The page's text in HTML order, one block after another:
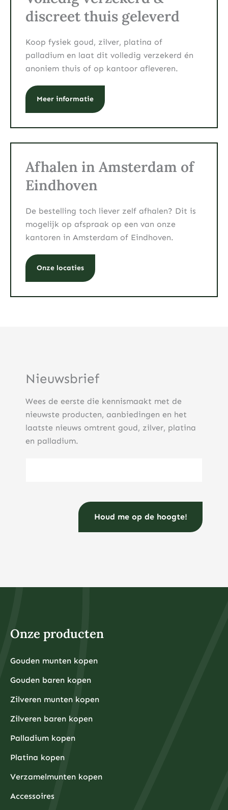
discreet thuis geleverd
Koop fysiek goud, zilver, platina of
palladium en laat dit volledig verzekerd én
anoniem thuis of op kantoor afleveren.
Meer informatie
Afhalen in Amsterdam of
Eindhoven
De bestelling toch liever zelf afhalen? Dit is
mogelijk op afspraak op een van onze
kantoren in Amsterdam of Eindhoven.
Onze locaties
Nieuwsbrief
Wees de eerste die kennismaakt met de
nieuwste producten, aanbiedingen en het
laatste nieuws omtrent goud, zilver, platina
en palladium.
Onze producten
Gouden munten kopen
Gouden baren kopen
Zilveren munten kopen
Zilveren baren kopen
Palladium kopen
Platina kopen
Verzamelmunten kopen
Accessoires